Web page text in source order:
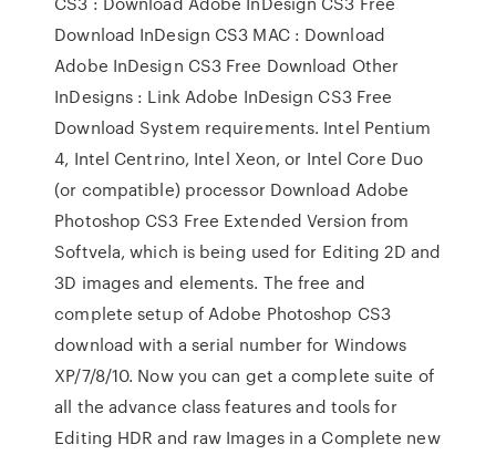
Download InDesign CS3 MAC : Download
Adobe InDesign CS3 Free Download Other
InDesigns : Link Adobe InDesign CS3 Free
Download System requirements. Intel Pentium
4, Intel Centrino, Intel Xeon, or Intel Core Duo
(or compatible) processor Download Adobe
Photoshop CS3 Free Extended Version from
Softvela, which is being used for Editing 2D and
3D images and elements. The free and
complete setup of Adobe Photoshop CS3
download with a serial number for Windows
XP/7/8/10. Now you can get a complete suite of
all the advance class features and tools for
Editing HDR and raw Images in a Complete new